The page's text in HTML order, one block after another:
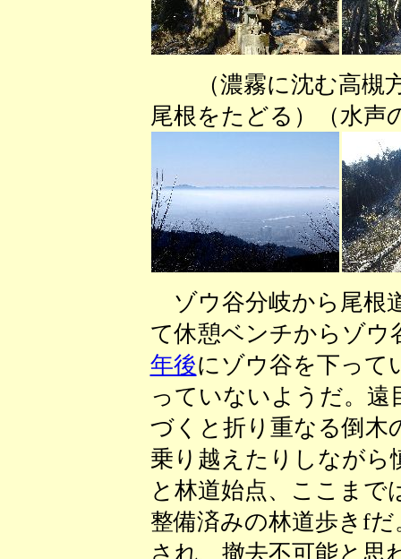
（濃霧に沈む高槻
尾根をたどる）（水声
ゾウ谷分岐から尾根
て休憩ベンチからゾウ
年後にゾウ谷を下って
っていないようだ。遠
づくと折り重なる倒木
乗り越えたりしながら
と林道始点、ここまで
整備済みの林道歩きf
され、撤去不可能と思